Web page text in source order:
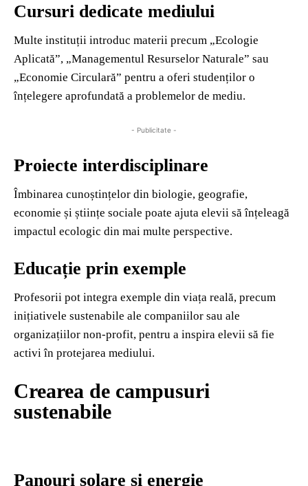
Cursuri dedicate mediului
Multe instituții introduc materii precum „Ecologie
Aplicată”, „Managementul Resurselor Naturale” sau
„Economie Circulară” pentru a oferi studenților o
înțelegere aprofundată a problemelor de mediu.
- Publicitate -
Proiecte interdisciplinare
Îmbinarea cunoștințelor din biologie, geografie,
economie și științe sociale poate ajuta elevii să înțeleagă
impactul ecologic din mai multe perspective.
Educație prin exemple
Profesorii pot integra exemple din viața reală, precum
inițiativele sustenabile ale companiilor sau ale
organizațiilor non-profit, pentru a inspira elevii să fie
activi în protejarea mediului.
Crearea de campusuri
sustenabile
Panouri solare și energie